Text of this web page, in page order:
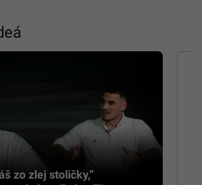
zo zlej stoličky,”